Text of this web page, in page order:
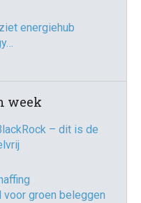
energiehub
week
– dit is de
groen beleggen